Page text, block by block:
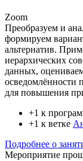
Zoom
Преобразуем и
формируем
альтернатив.
иерархических
данных,
осведомлённости
для повышения
+1 к
+1 к ветке
Подробнее о
Мероприятие